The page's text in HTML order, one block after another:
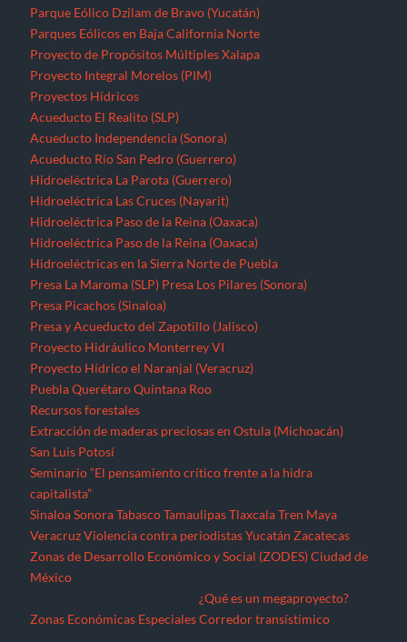
Parque Eólico Dzilam de Bravo (Yucatán)
Parques Eólicos en Baja California Norte
Proyecto de Propósitos Múltiples Xalapa
Proyecto Integral Morelos (PIM)
Proyectos Hídricos
Acueducto El Realito (SLP)
Acueducto Independencia (Sonora)
Acueducto Río San Pedro (Guerrero)
Hidroeléctrica La Parota (Guerrero)
Hidroeléctrica Las Cruces (Nayarit)
Hidroeléctrica Paso de la Reina (Oaxaca)
Hidroeléctrica Paso de la Reina (Oaxaca)
Hidroeléctricas en la Sierra Norte de Puebla
Presa La Maroma (SLP) Presa Los Pilares (Sonora)
Presa Picachos (Sinaloa)
Presa y Acueducto del Zapotillo (Jalisco)
Proyecto Hidráulico Monterrey VI
Proyecto Hídrico el Naranjal (Veracruz)
Puebla Querétaro Quintana Roo
Recursos forestales
Extracción de maderas preciosas en Ostula (Michoacán)
San Luis Potosí
Seminario “El pensamiento crítico frente a la hidra
capitalista”
Sinaloa Sonora Tabasco Tamaulipas Tlaxcala Tren Maya
Veracruz Violencia contra periodistas Yucatán Zacatecas
Zonas de Desarrollo Económico y Social (ZODES) Ciudad de
México
Zonas Económicas Especiales
¿Qué es un megaproyecto?
Corredor transístimico